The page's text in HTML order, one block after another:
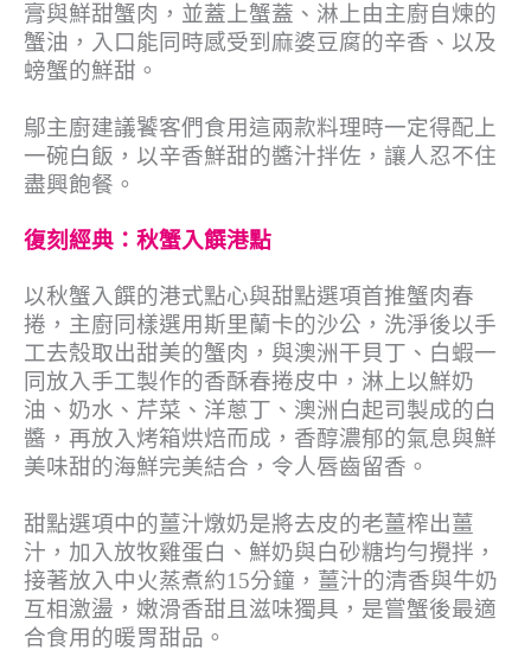
膏與鮮甜蟹肉，並蓋上蟹蓋、淋上由主廚自煉的
蟹油，入口能同時感受到麻婆豆腐的辛香、以及
螃蟹的鮮甜。
鄔主廚建議饕客們食用這兩款料理時一定得配上
一碗白飯，以辛香鮮甜的醬汁拌佐，讓人忍不住
盡興飽餐。
復刻經典：秋蟹入饌港點
以秋蟹入饌的港式點心與甜點選項首推蟹肉春
捲，主廚同樣選用斯里蘭卡的沙公，洗淨後以手
工去殼取出甜美的蟹肉，與澳洲干貝丁、白蝦一
同放入手工製作的香酥春捲皮中，淋上以鮮奶
油、奶水、芹菜、洋蔥丁、澳洲白起司製成的白
醬，再放入烤箱烘焙而成，香醇濃郁的氣息與鮮
美味甜的海鮮完美結合，令人唇齒留香。
甜點選項中的薑汁燉奶是將去皮的老薑榨出薑
汁，加入放牧雞蛋白、鮮奶與白砂糖均勻攪拌，
接著放入中火蒸煮約15分鐘，薑汁的清香與牛奶
互相激盪，嫩滑香甜且滋味獨具，是嘗蟹後最適
合食用的暖胃甜品。